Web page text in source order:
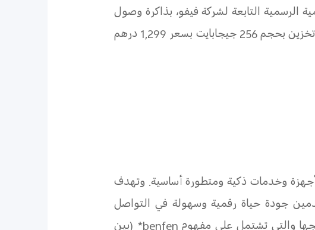
الرسمية التابعة لشركة فيفو، بذاكرة وصول
) بسعة 12 جيجابايت(مع ذاكرة وصول عشوائي موسعة 8 جيجابايت) + تخزين بحجم 256 جيجابايت بسعر 1,299 درهم
وخدمات ذكية ومتطورة أساسية. وتهدف
جودة حياة رقمية وسهولة في التواصل